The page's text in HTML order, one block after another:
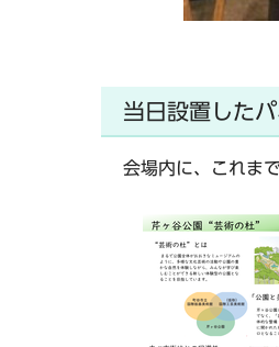
当日設置した
会場内に、これま